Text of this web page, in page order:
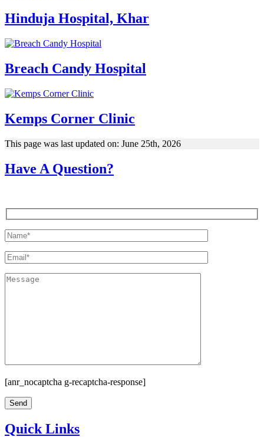
Hinduja Hospital, Khar
Breach Candy Hospital
Kemps Corner Clinic
This page was last updated on: June 25th, 2026
Have A Question?
[anr_nocaptcha g-recaptcha-response]
Quick Links